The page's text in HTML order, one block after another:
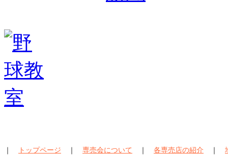
｜ トップページ ｜ 専売会について ｜ 各専売店の紹介 ｜